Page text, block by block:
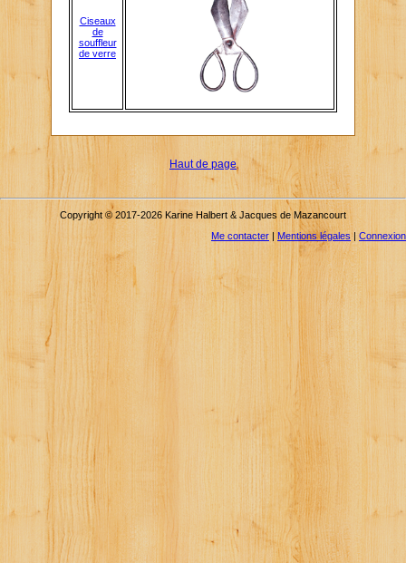
Ciseaux
de
souffleur
de verre
Haut de page
Copyright © 2017-2026 Karine Halbert & Jacques de Mazancourt
Me contacter
Mentions légales|Connexion